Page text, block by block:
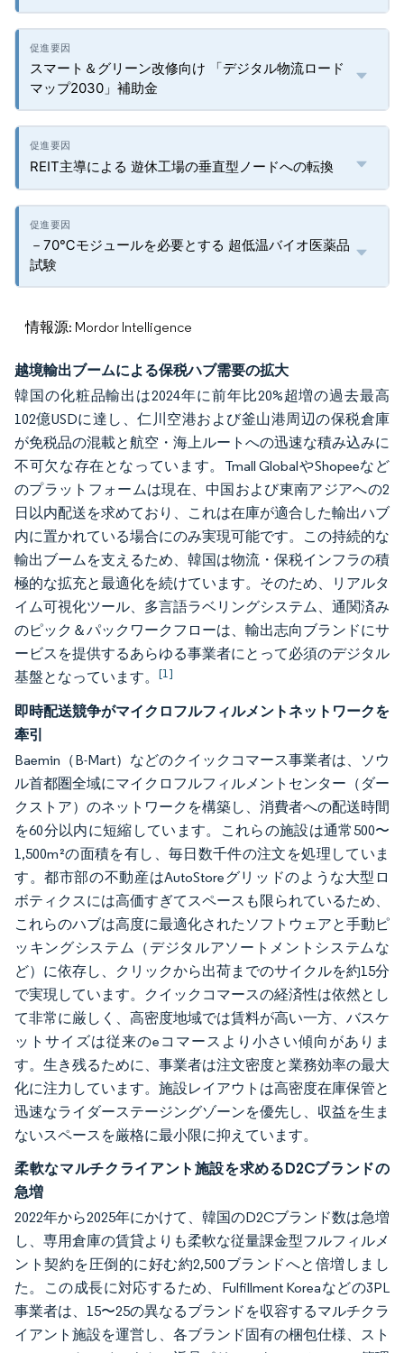
スマート＆グリーン改修向け 「デジタル物流ロード
マップ2030」補助金
REIT主導による 遊休工場の垂直型ノードへの転換
－70℃モジュールを必要とする 超低温バイオ医薬品
試験
情報源: Mordor Intelligence
越境輸出ブームによる保税ハブ需要の拡大
韓国の化粧品輸出は2024年に前年比20%超増の過去最高
102億USDに達し、仁川空港および釜山港周辺の保税倉庫
が免税品の混載と航空・海上ルートへの迅速な積み込みに
不可欠な存在となっています。Tmall GlobalやShopeeなど
のプラットフォームは現在、中国および東南アジアへの2
日以内配送を求めており、これは在庫が適合した輸出ハブ
内に置かれている場合にのみ実現可能です。この持続的な
輸出ブームを支えるため、韓国は物流・保税インフラの積
極的な拡充と最適化を続けています。そのため、リアルタ
イム可視化ツール、多言語ラベリングシステム、通関済み
のピック＆パックワークフローは、輸出志向ブランドにサ
ービスを提供するあらゆる事業者にとって必須のデジタル
基盤となっています。 [1]
即時配送競争がマイクロフルフィルメントネットワークを
牽引
Baemin（B-Mart）などのクイックコマース事業者は、ソウ
ル首都圏全域にマイクロフルフィルメントセンター（ダー
クストア）のネットワークを構築し、消費者への配送時間
を60分以内に短縮しています。これらの施設は通常500〜
1,500m²の面積を有し、毎日数千件の注文を処理していま
す。都市部の不動産はAutoStoreグリッドのような大型ロ
ボティクスには高価すぎてスペースも限られているため、
これらのハブは高度に最適化されたソフトウェアと手動ピ
ッキングシステム（デジタルアソートメントシステムな
ど）に依存し、クリックから出荷までのサイクルを約15分
で実現しています。クイックコマースの経済性は依然とし
て非常に厳しく、高密度地域では賃料が高い一方、バスケ
ットサイズは従来のeコマースより小さい傾向がありま
す。生き残るために、事業者は注文密度と業務効率の最大
化に注力しています。施設レイアウトは高密度在庫保管と
迅速なライダーステージングゾーンを優先し、収益を生ま
ないスペースを厳格に最小限に抑えています。
柔軟なマルチクライアント施設を求めるD2Cブランドの
急増
2022年から2025年にかけて、韓国のD2Cブランド数は急増
し、専用倉庫の賃貸よりも柔軟な従量課金型フルフィルメ
ント契約を圧倒的に好む約2,500ブランドへと倍増しまし
た。この成長に対応するため、Fulfillment Koreaなどの3PL
事業者は、15〜25の異なるブランドを収容するマルチクラ
イアント施設を運営し、各ブランド固有の梱包仕様、スト